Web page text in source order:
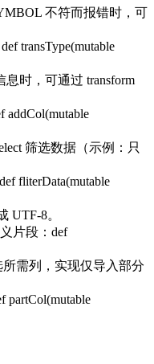
不符而报错时，可
transType(mutable
时，可通过 transform
筛选数据（示例：只
fliterData(mutable
UTF-8。
片段：def
所需列，实现仅导入部分
partCol(mutable